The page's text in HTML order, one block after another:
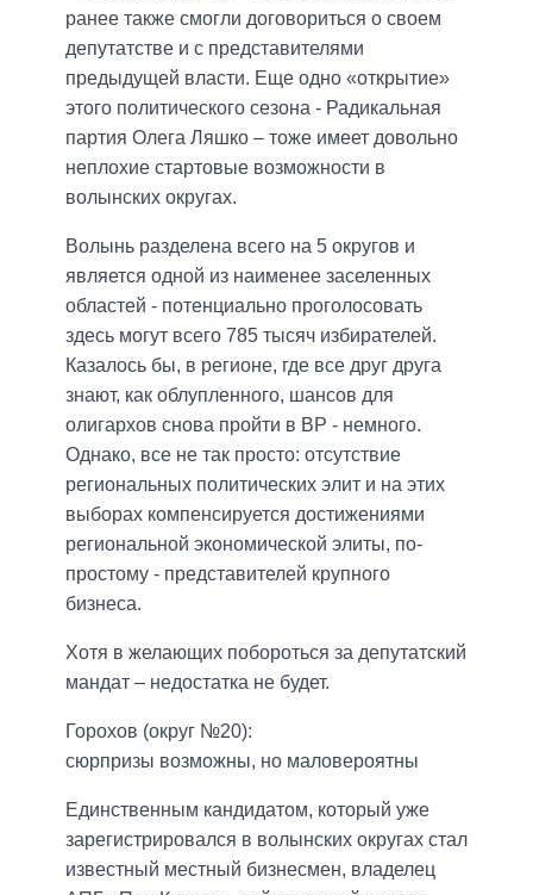
ранее также смогли договориться о своем
депутатстве и с представителями
предыдущей власти. Еще одно «открытие»
этого политического сезона - Радикальная
партия Олега Ляшко – тоже имеет довольно
неплохие стартовые возможности в
волынских округах.
Волынь разделена всего на 5 округов и
является одной из наименее заселенных
областей - потенциально проголосовать
здесь могут всего 785 тысяч избирателей.
Казалось бы, в регионе, где все друг друга
знают, как облупленного, шансов для
олигархов снова пройти в ВР - немного.
Однако, все не так просто: отсутствие
региональных политических элит и на этих
выборах компенсируется достижениями
региональной экономической элиты, по-
простому - представителей крупного
бизнеса.
Хотя в желающих побороться за депутатский
мандат – недостатка не будет.
Горохов (округ №20):
сюрпризы возможны, но маловероятны
Единственным кандидатом, который уже
зарегистрировался в волынских округах стал
известный местный бизнесмен, владелец